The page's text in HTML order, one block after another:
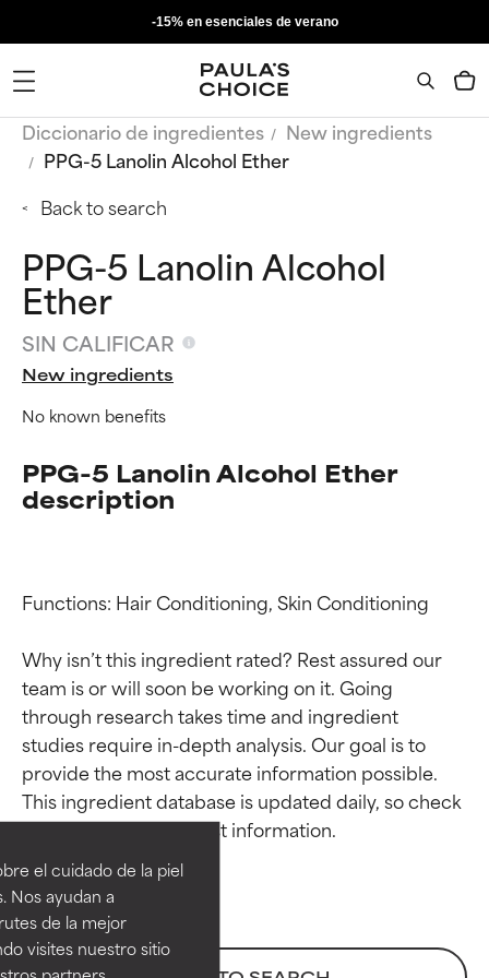
el cuidado de la piel
Nos ayudan a
de la mejor
visites nuestro sitio
-15% en esenciales de verano
Diccionario de ingredientes
New ingredients
PPG-5 Lanolin Alcohol Ether
Back to search
PPG-5 Lanolin Alcohol
Ether
SIN CALIFICAR
New ingredients
No known benefits
PPG-5 Lanolin Alcohol Ether
description
Functions: Hair Conditioning, Skin Conditioning
Why isn’t this ingredient rated? Rest assured our
team is or will soon be working on it. Going
through research takes time and ingredient
studies require in-depth analysis. Our goal is to
provide the most accurate information possible.
This ingredient database is updated daily, so check
Calificaciones de
ingredientes
EXCELENTE
Ingrediente sobresaliente con
beneficios reales para la piel. Su
eficacia está demostrada y
Calificaciones de
ingredientes
EXCELENTE
Ingrediente sobresaliente con
beneficios reales para la piel. Su
eficacia está demostrada y